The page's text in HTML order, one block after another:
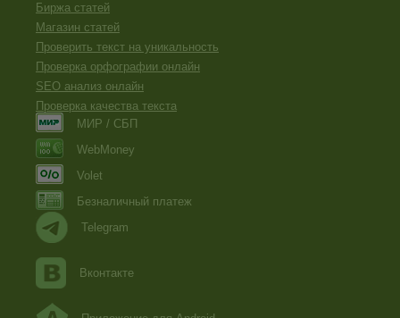
Биржа статей
Магазин статей
Проверить текст на уникальность
Проверка орфографии онлайн
SEO анализ онлайн
Проверка качества текста
МИР / СБП
WebMoney
Volet
Безналичный платеж
Telegram
Вконтакте